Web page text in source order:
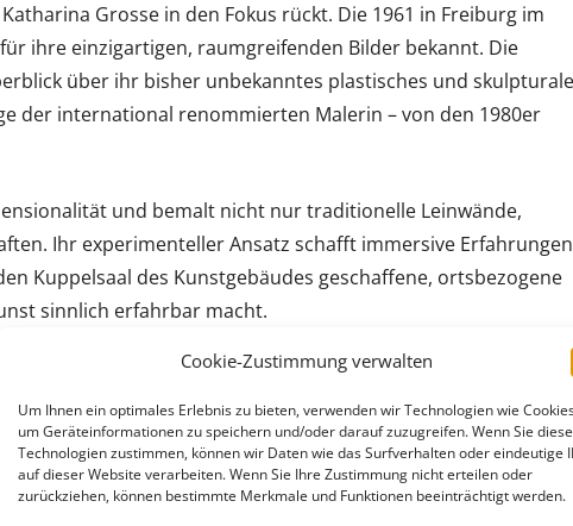
Cookie-Zustimmung verwalten
Um Ihnen ein optimales Erlebnis zu bieten, verwenden wir Technologien wie
um Geräteinformationen zu speichern und/oder darauf zuzugreifen. Wenn Sie
Technologien zustimmen, können wir Daten wie das Surfverhalten oder eindeutige
auf dieser Website verarbeiten. Wenn Sie Ihre Zustimmung nicht erteilen oder
zurückziehen, können bestimmte Merkmale und Funktionen beeinträchtigt werden.
Grosse in den Fokus rückt. Die 1961 in Freiburg im
ihre einzigartigen, raumgreifenden Bilder bekannt. Die
über ihr bisher unbekanntes plastisches und
der international renommierten Malerin – von den 1980er
und bemalt nicht nur traditionelle Leinwände,
Ihr experimenteller Ansatz schafft immersive
Kuppelsaal des Kunstgebäudes geschaffene, ortsbezogene
sinnlich erfahrbar macht.
die Sprühtechnik, um ihre leuchtenden, lebendigen Bilder
Objekte wie Steine, Holz und Möbeln hinwegzumalen.
Styropor werden durch die Integration von Farben und
Kompositionen. Die Ausstellung im Kunstgebäude
– zeigt erstmals frühe Werke aus den 1980er Jahren bis hin